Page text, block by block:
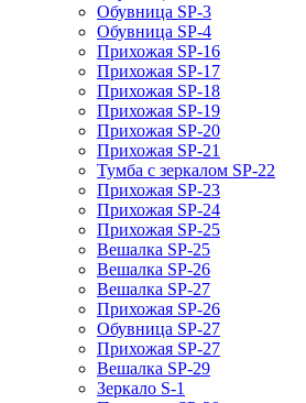
Обувница SP-3
Обувница SP-4
Прихожая SP-16
Прихожая SP-17
Прихожая SP-18
Прихожая SP-19
Прихожая SP-20
Прихожая SP-21
Тумба с зеркалом SP-22
Прихожая SP-23
Прихожая SP-24
Прихожая SP-25
Вешалка SP-25
Вешалка SP-26
Вешалка SP-27
Прихожая SP-26
Обувница SP-27
Прихожая SP-27
Вешалка SP-29
Зеркало S-1